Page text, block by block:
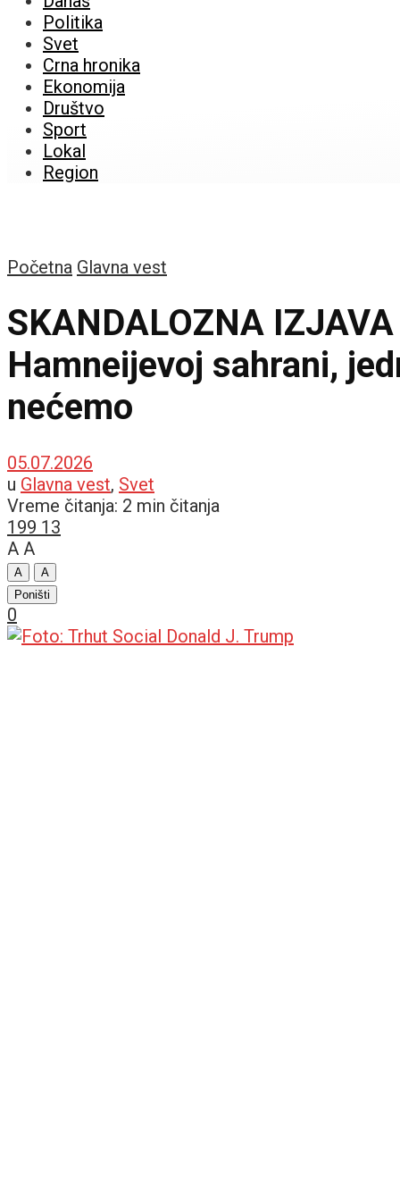
Politika
Svet
Crna hronika
Ekonomija
Društvo
Sport
Lokal
Region
Početna Glavna vest
SKANDALOZNA
Hamneijevoj sahrani,
nećemo
05.07.2026
u Glavna vest, Svet
Vreme čitanja: 2 min čitanja
199 13
A A
A
A
Poništi
0